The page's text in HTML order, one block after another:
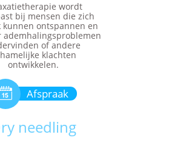
wordt
bij mensen die zich
kunnen ontspannen en
ademhalingsproblemen
of andere
klachten
ontwikkelen.
Afspraak
needling